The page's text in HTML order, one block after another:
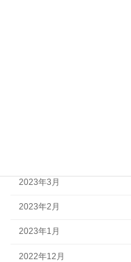
2023年3月
2023年2月
2023年1月
2022年12月